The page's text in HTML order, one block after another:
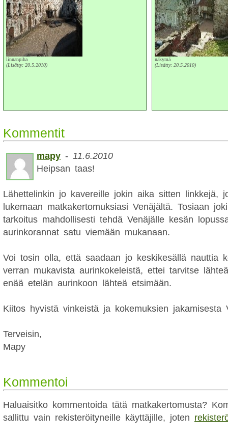
linnanpiha
(Lisätty: 20.5.2010)
näkymä
(Lisätty: 20.5.2010)
Kommentit
mapy - 11.6.2010
Heipsan taas!
Lähettelinkin jo kavereille jokin aika sitten linkkejä,
lukemaan matkakertomuksiasi Venäjältä. Tosiaan
tarkoitus mahdollisesti tehdä Venäjälle kesän
aurinkorannat satu viemään mukanaan.
Voi tosin olla, että saadaan jo keskikesällä nauttia
verran mukavista aurinkokeleistä, ettei tarvitse
enää etelän aurinkoon lähteä etsimään.
Kiitos hyvistä vinkeistä ja kokemuksien jakamisesta
Terveisin,
Mapy
Kommentoi
Haluaisitko kommentoida tätä matkakertomusta?
sallittu vain rekisteröityneille käyttäjille, joten